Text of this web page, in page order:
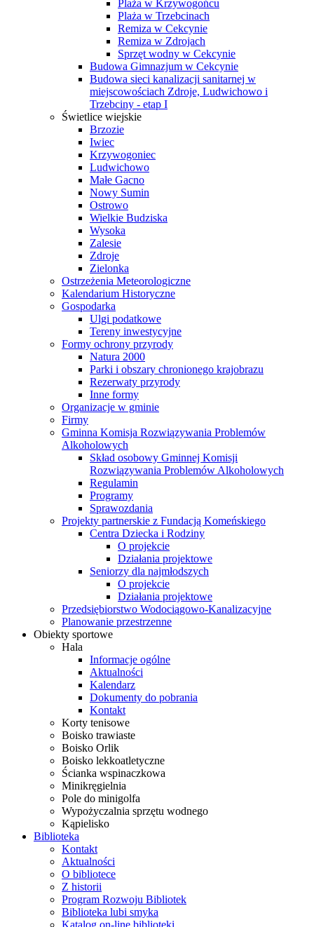
Plaża w Krzywogońcu
Plaża w Trzebcinach
Remiza w Cekcynie
Remiza w Zdrojach
Sprzęt wodny w Cekcynie
Budowa Gimnazjum w Cekcynie
Budowa sieci kanalizacji sanitarnej w
miejscowościach Zdroje, Ludwichowo i
Trzebciny - etap I
Świetlice wiejskie
Brzozie
Iwiec
Krzywogoniec
Ludwichowo
Małe Gacno
Nowy Sumin
Ostrowo
Wielkie Budziska
Wysoka
Zalesie
Zdroje
Zielonka
Ostrzeżenia Meteorologiczne
Kalendarium Historyczne
Gospodarka
Ulgi podatkowe
Tereny inwestycyjne
Formy ochrony przyrody
Natura 2000
Parki i obszary chronionego krajobrazu
Rezerwaty przyrody
Inne formy
Organizacje w gminie
Firmy
Gminna Komisja Rozwiązywania Problemów
Alkoholowych
Skład osobowy Gminnej Komisji
Rozwiązywania Problemów Alkoholowych
Regulamin
Programy
Sprawozdania
Projekty partnerskie z Fundacją Komeńskiego
Centra Dziecka i Rodziny
O projekcie
Działania projektowe
Seniorzy dla najmłodszych
O projekcie
Działania projektowe
Przedsiębiorstwo Wodociągowo-Kanalizacyjne
Planowanie przestrzenne
Obiekty sportowe
Hala
Informacje ogólne
Aktualności
Kalendarz
Dokumenty do pobrania
Kontakt
Korty tenisowe
Boisko trawiaste
Boisko Orlik
Boisko lekkoatletyczne
Ścianka wspinaczkowa
Minikręgielnia
Pole do minigolfa
Wypożyczalnia sprzętu wodnego
Kąpielisko
Biblioteka
Kontakt
Aktualności
O bibliotece
Z historii
Program Rozwoju Bibliotek
Biblioteka lubi smyka
Katalog on-line biblioteki